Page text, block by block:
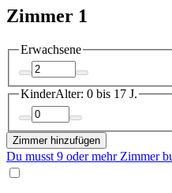
Zimmer 1
Erwachsene
KinderAlter: 0 bis 17 J.
Zimmer hinzufügen
Du musst 9 oder mehr Zimmer